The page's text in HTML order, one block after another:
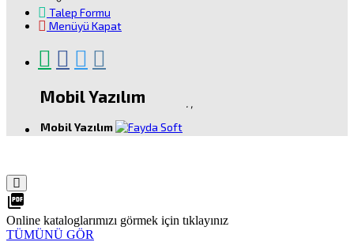
Talep Formu
Menüyü Kapat
Mobil Yazılım
Mobil Yazılım
. ,
picture_as_pdf
Online kataloglarımızı görmek için tıklayınız
TÜMÜNÜ GÖR